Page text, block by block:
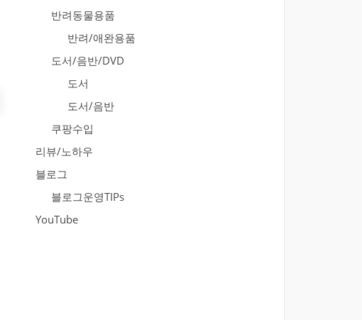
반려동물용품
반려/애완용품
도서/음반/DVD
도서
도서/음반
쿠팡수입
리뷰/노하우
블로그
블로그운영TIPs
YouTube